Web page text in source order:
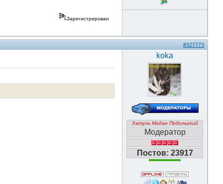
Зарегистрирован
#327773
koka
Хатуль Мадан Подольский
Модератор
Постов: 23917